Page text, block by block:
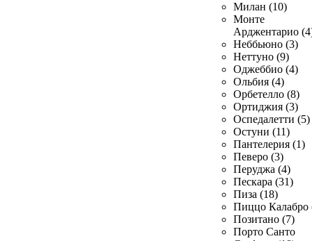
Милан (10)
Монте
Арджентарио
Неббьюно (3)
Неттуно (9)
Оджеббио (4)
Ольбия (4)
Орбетелло (8)
Ортиджия (3)
Оспедалетти (5)
Остуни (11)
Пантелерия (1)
Певеро (3)
Перуджа (4)
Пескара (31)
Пиза (18)
Пиццо Калабро
Позитано (7)
Порто Санто